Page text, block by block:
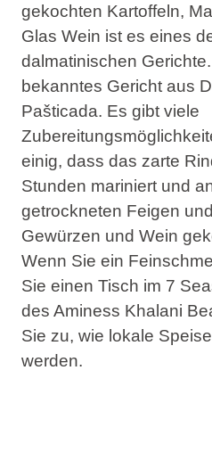
gekochten Kartoffeln,
Glas Wein ist es eines
dalmatinischen
bekanntes Gericht aus
Pašticada. Es gibt viele
einig, dass das zarte
Stunden mariniert und
getrockneten Feigen
Gewürzen und Wein
Wenn Sie ein
Sie einen Tisch im 7
des Aminess Khalani
Sie zu, wie lokale
werden.